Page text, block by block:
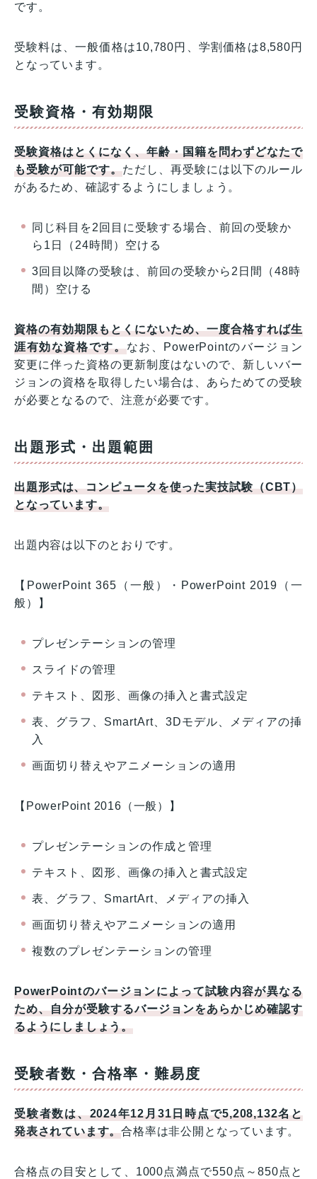
です。
受験料は、一般価格は10,780円、学割価格は8,580円
となっています。
受験資格・有効期限
受験資格はとくになく、年齢・国籍を問わずどなたで
も受験が可能です。ただし、再受験には以下のルール
があるため、確認するようにしましょう。
同じ科目を2回目に受験する場合、前回の受験か
ら1日（24時間）空ける
3回目以降の受験は、前回の受験から2日間（48時
間）空ける
資格の有効期限もとくにないため、一度合格すれば生
涯有効な資格です。なお、PowerPointのバージョン
変更に伴った資格の更新制度はないので、新しいバー
ジョンの資格を取得したい場合は、あらためての受験
が必要となるので、注意が必要です。
出題形式・出題範囲
出題形式は、コンピュータを使った実技試験（CBT）
となっています。
出題内容は以下のとおりです。
【PowerPoint 365（一般）・PowerPoint 2019（一
般）】
プレゼンテーションの管理
スライドの管理
テキスト、図形、画像の挿入と書式設定
表、グラフ、SmartArt、3Dモデル、メディアの挿
入
画面切り替えやアニメーションの適用
【PowerPoint 2016（一般）】
プレゼンテーションの作成と管理
テキスト、図形、画像の挿入と書式設定
表、グラフ、SmartArt、メディアの挿入
画面切り替えやアニメーションの適用
複数のプレゼンテーションの管理
PowerPointのバージョンによって試験内容が異なる
ため、自分が受験するバージョンをあらかじめ確認す
るようにしましょう。
受験者数・合格率・難易度
受験者数は、2024年12月31日時点で5,208,132名と
発表されています。合格率は非公開となっています。
合格点の目安として、1000点満点で550点～850点と